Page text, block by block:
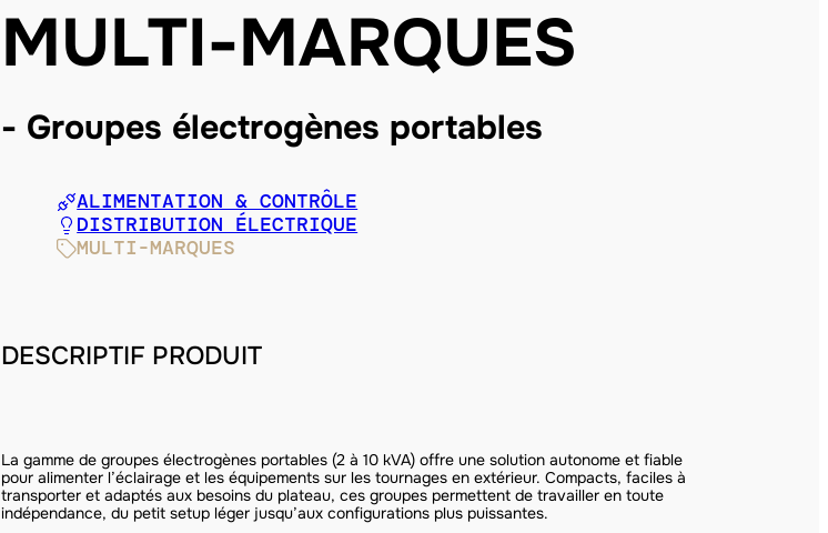
MULTI-MARQUES
Groupes électrogènes portables
ALIMENTATION & CONTRÔLE
DISTRIBUTION ÉLECTRIQUE
MULTI-MARQUES
DESCRIPTIF PRODUIT
La gamme de groupes électrogènes portables (2 à 10 kVA) offre une solution autonome et fiable
pour alimenter l’éclairage et les équipements sur les tournages en extérieur. Compacts, faciles à
transporter et adaptés aux besoins du plateau, ces groupes permettent de travailler en toute
indépendance, du petit setup léger jusqu’aux configurations plus puissantes.